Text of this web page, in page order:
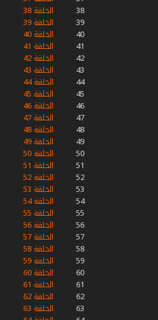
38
الحلقة 38
39
الحلقة 39
40
الحلقة 40
41
الحلقة 41
42
الحلقة 42
43
الحلقة 43
44
الحلقة 44
45
الحلقة 45
46
الحلقة 46
47
الحلقة 47
48
الحلقة 48
49
الحلقة 49
50
الحلقة 50
51
الحلقة 51
52
الحلقة 52
53
الحلقة 53
54
الحلقة 54
55
الحلقة 55
56
الحلقة 56
57
الحلقة 57
58
الحلقة 58
59
الحلقة 59
60
الحلقة 60
61
الحلقة 61
62
الحلقة 62
63
الحلقة 63